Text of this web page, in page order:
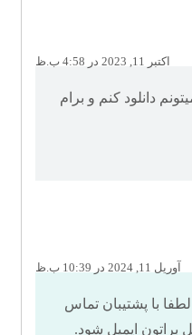
اکتبر 11, 2023 در 4:58 ب.ظ
دانلود کنم و برام
آوریل 11, 2024 در 10:39 ب.ظ
با پشتیبان تماس
ایمیل شود.